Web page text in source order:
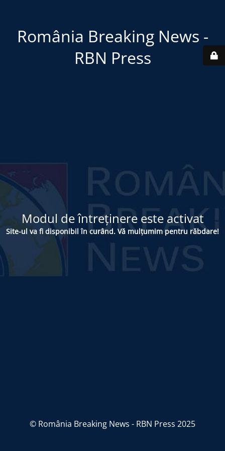
România Breaking News -
RBN Press
Modul de întreținere este activat
Site-ul va fi disponibil în curând. Vă mulțumim pentru răbdare!
© România Breaking News - RBN Press 2025